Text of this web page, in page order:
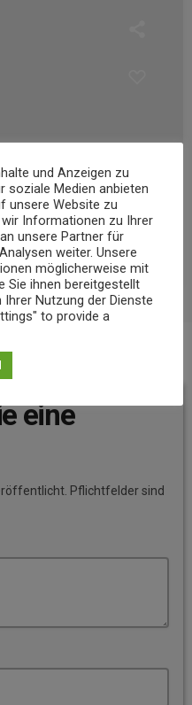
Mayen-Koblenz
eine
Pflichtfelder sind
und Anzeigen zu
soziale Medien anbieten
unsere Website zu
Informationen zu Ihrer
unsere Partner für
weiter. Unsere
möglicherweise mit
Sie ihnen bereitgestellt
Nutzung der Dienste
to provide a